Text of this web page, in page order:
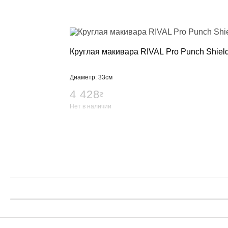
Круглая макивара RIVAL Pro Punch
Диаметр: 33см
4 428₴
Нет в наличии